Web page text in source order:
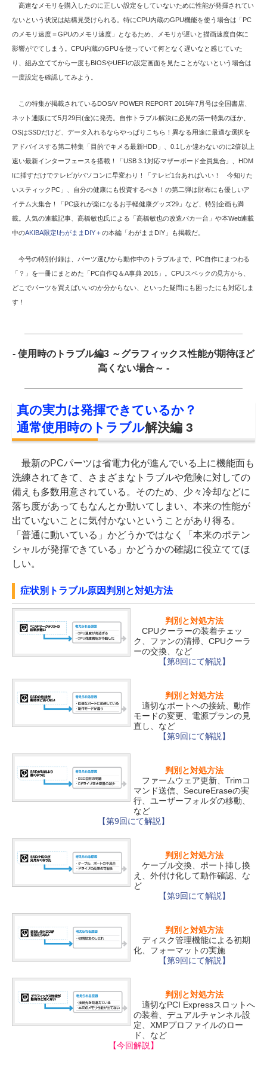
高速なメモリを購入したのに正しい設定をしていないために性能が発揮されてい
ないという状況は結構見受けられる。特にCPU内蔵のGPU機能を使う場合は「PC
のメモリ速度＝GPUのメモリ速度」となるため、メモリが遅いと描画速度自体に
影響がでてしまう。CPU内蔵のGPUを使っていて何となく遅いなと感じていた
り、組み立ててから一度もBIOSやUEFIの設定画面を見たことがないという場合は
一度設定を確認してみよう。
この特集が掲載されているDOS/V POWER REPORT 2015年7月号は全国書店、
ネット通販にて5月29日(金)に発売。自作トラブル解決に必見の第一特集のほか、
OSはSSDだけど、データ入れるならやっぱりこちら！異なる用途に最適な選択を
アドバイスする第二特集「目的でキメる最新HDD」、0.1しか違わないのに2倍以上
速い最新インターフェースを搭載！「USB 3.1対応マザーボード全員集合」、HDM
Iに挿すだけでテレビがパソコンに早変わり！「テレビ1台あればいい！ 今知りた
いスティックPC」、自分の健康にも投資するべき！の第二弾は財布にも優しいア
イテム大集合！「PC疲れが楽になるお手軽健康グッズ29」など、特別企画も満
載。人気の連載記事、髙橋敏也氏による「髙橋敏也の改造バカ一台」や本Web連載
中のAKIBA限定!わがままDIY＋の本編「わがままDIY」も掲載だ。
今号の特別付録は、パーツ選びから動作中のトラブルまで、PC自作にまつわる
「？」を一冊にまとめた「PC自作Q＆A事典 2015」。CPUスペックの見方から、
どこでパーツを買えばいいのか分からない、といった疑問にも困ったにも対応しま
す！
- 使用時のトラブル編3 ～グラフィックス性能が期待ほど
高くない場合～ -
真の実力は発揮できているか？
通常使用時のトラブル解決編 3
最新のPCパーツは省電力化が進んでいる上に機能面も
洗練されてきて、さまざまなトラブルや危険に対しての
備えも多数用意されている。そのため、少々冷却などに
落ち度があってもなんとか動いてしまい、本来の性能が
出ていないことに気付かないということがあり得る。
「普通に動いている」かどうかではなく「本来のポテン
シャルが発揮できている」かどうかの確認に役立ててほ
しい。
症状別トラブル原因判別と対処方法
判別と対処方法
CPUクーラーの装着チェッ
ク、ファンの清掃、CPUクーラ
ーの交換、など
【第8回にて解説】
判別と対処方法
適切なポートへの接続、動作
モードの変更、電源プランの見
直し、など
【第9回にて解説】
判別と対処方法
ファームウェア更新、Trimコ
マンド送信、SecureEraseの実
行、ユーザーフォルダの移動、
など
【第9回にて解説】
判別と対処方法
ケーブル交換、ポート挿し換
え、外付け化して動作確認、な
ど
【第9回にて解説】
判別と対処方法
ディスク管理機能による初期
化、フォーマットの実施
【第9回にて解説】
判別と対処方法
適切なPCI Expressスロットへ
の装着、デュアルチャンネル設
定、XMPプロファイルのロー
ド、など
【今回解説】